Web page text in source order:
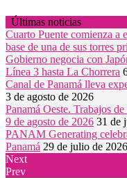
Últimas noticias
Cuarto Puente comienza a
base de una de sus torres
Gobierno negocia con
Línea 3 hasta La Chorrera
Canal de Panamá lleva
3 de agosto de 2026
Panamá Oeste. Trabajos
9 de agosto de 2026 31 de
PANAM Generating
Panamá 29 de julio de 2026
Next
Prev